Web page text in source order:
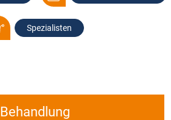
Spezialisten
Behandlung